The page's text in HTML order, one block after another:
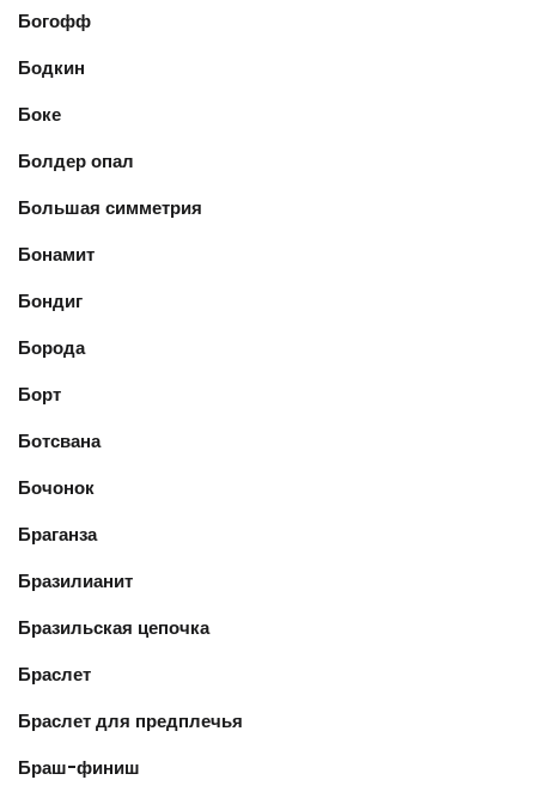
Богофф
Бодкин
Боке
Болдер опал
Большая симметрия
Бонамит
Бондиг
Борода
Борт
Ботсвана
Бочонок
Браганза
Бразилианит
Бразильская цепочка
Браслет
Браслет для предплечья
Браш-финиш